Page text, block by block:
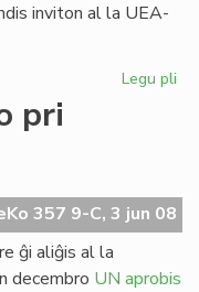
inviton al la UEA-
Legu pli
en
pri
357 9-C, 3 jun 08
ĝi aliĝis al la
decembro UN aprobis